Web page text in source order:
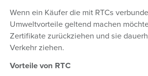
Wenn ein Käufer die mit RTCs
Umweltvorteile geltend machen
Zertifikate zurückziehen und sie
Verkehr ziehen.
Vorteile von RTC